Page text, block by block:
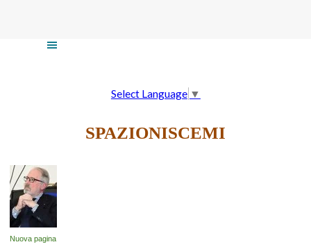
Select Language ▼
SPAZIONISCEMI
Nuova pagina